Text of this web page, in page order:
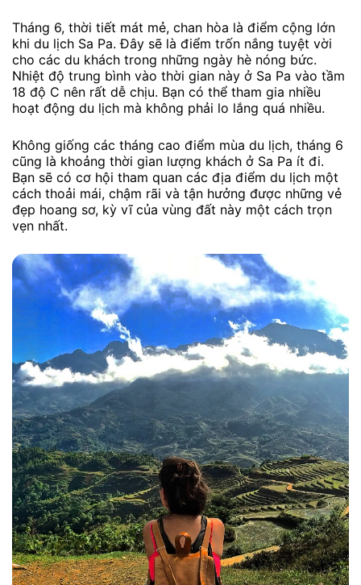
Tháng 6, thời tiết mát mẻ, chan hòa là điểm cộng lớn
khi du lịch Sa Pa. Đây sẽ là điểm trốn nắng tuyệt vời
cho các du khách trong những ngày hè nóng bức.
Nhiệt độ trung bình vào thời gian này ở Sa Pa vào tầm
18 độ C nên rất dễ chịu. Bạn có thể tham gia nhiều
hoạt động du lịch mà không phải lo lắng quá nhiều.
Không giống các tháng cao điểm mùa du lịch, tháng 6
cũng là khoảng thời gian lượng khách ở Sa Pa ít đi.
Bạn sẽ có cơ hội tham quan các địa điểm du lịch một
cách thoải mái, chậm rãi và tận hưởng được những vẻ
đẹp hoang sơ, kỳ vĩ của vùng đất này một cách trọn
vẹn nhất.